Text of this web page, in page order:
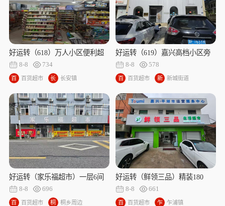
好运转（618）万人小区便利超
市转让
8-8 734
百
超
市
百货超市
长
镇
长安镇
好运转（619）嘉兴高档小区旁
旺铺转让
8-8 578
百
超
市
百货超市
新
街
道
新城街道
好运转（家乐福超市）一层6间
门面160㎡纯超转让、十多年老
店、房租100/天
8-8 696
百
百货超市
桐
桐乡周边
好运转（鲜领三品）精装180
㎡、可转让、可出租、可合作、
可做餐饮、房租100/天
8-8 661
百
百货超市
乍
乍浦镇